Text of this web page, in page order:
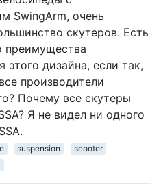
SwingArm, очень
скутеров. Есть
преимущества
этого дизайна, если так,
производители
Почему все скутеры
Я не видел ни одного
suspension
scooter